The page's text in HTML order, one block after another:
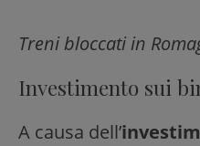
Treni bloccati in
Investimento sui
A causa dell’